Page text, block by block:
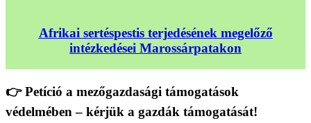
Afrikai sertéspestis terjedésének megelőző
intézkedései Marossárpatakon
👉 Petíció a mezőgazdasági támogatások
védelmében – kérjük a gazdák támogatását!